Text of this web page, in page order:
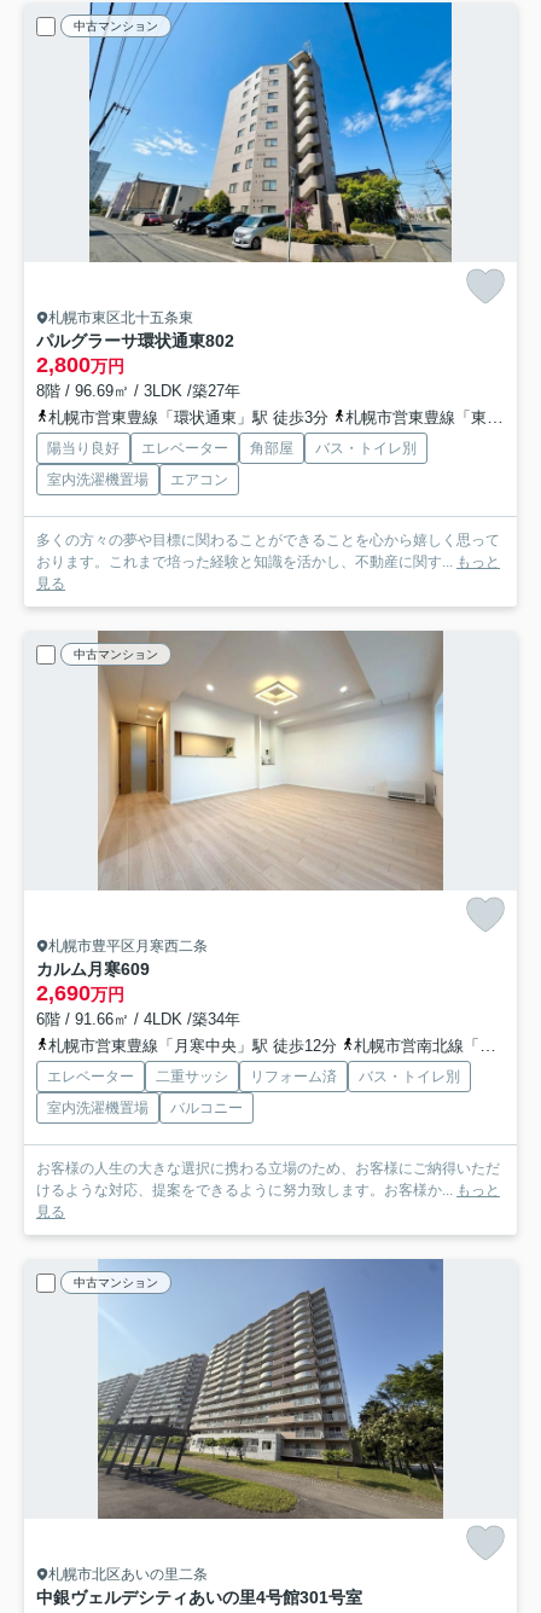
中古マンション
札幌市東区北十五条東
パルグラーサ環状通東802
2,800万円
8階 / 96.69㎡ / 3LDK /築27年
札幌市営東豊線「環状通東」駅 徒歩3分
札幌市営東豊線「東区役所前」駅 徒歩12分
陽当り良好 エレベーター 角部屋
バス・トイレ別
室内洗濯機置場
エアコン
多くの方々の夢や目標に関わることができることを心から嬉しく思って
おります。これまで培った経験と知識を活かし、不動産に関す... もっと
見る
中古マンション
札幌市豊平区月寒西二条
カルム月寒609
2,690万円
6階 / 91.66㎡ / 4LDK /築34年
札幌市営東豊線「月寒中央」駅 徒歩12分
札幌市営南北線「南平岸」駅 徒歩25分
エレベーター 二重サッシ リフォーム済
バス・トイレ別
室内洗濯機置場
バルコニー
お客様の人生の大きな選択に携わる立場のため、お客様にご納得いただ
けるような対応、提案をできるように努力致します。お客様か... もっと
見る
中古マンション
札幌市北区あいの里二条
中銀ヴェルデシティあいの里4号館301号室